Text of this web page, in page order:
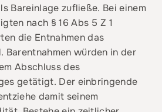
Bareinlage zufließe. Bei einem
nach § 16 Abs 5 Z 1
die Entnahmen das
Barentnahmen würden in der
Abschluss des
getätigt. Der einbringende
damit seinem